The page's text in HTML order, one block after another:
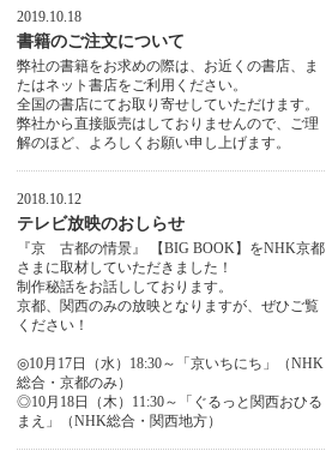
2019.10.18
書籍のご注文について
弊社の書籍をお求めの際は、お近くの書店、ま
たはネット書店をご利用ください。
全国の書店にてお取り寄せしていただけます。
弊社から直接販売はしておりませんので、ご理
解のほど、よろしくお願い申し上げます。
2018.10.12
テレビ放映のおしらせ
『京 古都の情景』 【BIG BOOK】をNHK京都
さまに取材していただきました！
制作秘話をお話ししております。
京都、関西のみの放映となりますが、ぜひご覧
ください！
◎10月17日（水）18:30～「京いちにち」（NHK
総合・京都のみ）
◎10月18日（木）11:30～「ぐるっと関西おひる
まえ」（NHK総合・関西地方）